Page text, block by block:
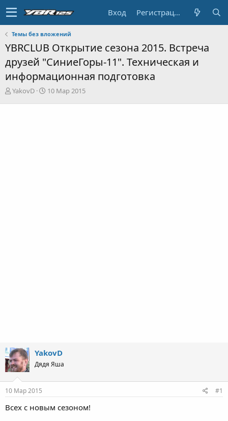
Вход Регистрация
Темы без вложений
YBRCLUB Открытие сезона 2015. Встреча
друзей "СиниеГоры-11". Техническая и
информационная подготовка
А
YakovD
Д
10 Мар 2015
YakovD
Дядя Яша
10 Мар 2015 #1
Всех с новым сезоном!